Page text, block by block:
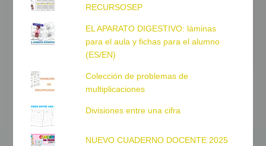
RECURSOSEP
EL APARATO DIGESTIVO: láminas
para el aula y fichas para el alumno
(ES/EN)
Colección de problemas de
multiplicaciones
Divisiones entre una cifra
NUEVO CUADERNO DOCENTE 2025